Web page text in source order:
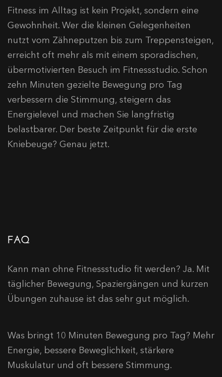
Fitness im Alltag ist kein Projekt, sondern eine
Gewohnheit. Wer die kleinen Gelegenheiten
nutzt vom Zähneputzen bis zum Treppensteigen,
erreicht oft mehr als mit einem sporadischen,
übermotivierten Besuch im Fitnessstudio. Schon
zehn Minuten gezielte Bewegung pro Tag
verbessern die Stimmung, steigern das
Energielevel und machen Sie langfristig
belastbarer. Der beste Zeitpunkt für die erste
Kniebeuge? Genau jetzt.
FAQ
Kann man ohne Fitnessstudio fit werden? Ja. Mit
täglicher Bewegung, Spaziergängen und kurzen
Übungen zuhause ist das sehr gut möglich.
Was bringt 10 Minuten Bewegung pro Tag? Mehr
Energie, bessere Beweglichkeit, stärkere
Muskulatur und oft bessere Stimmung.